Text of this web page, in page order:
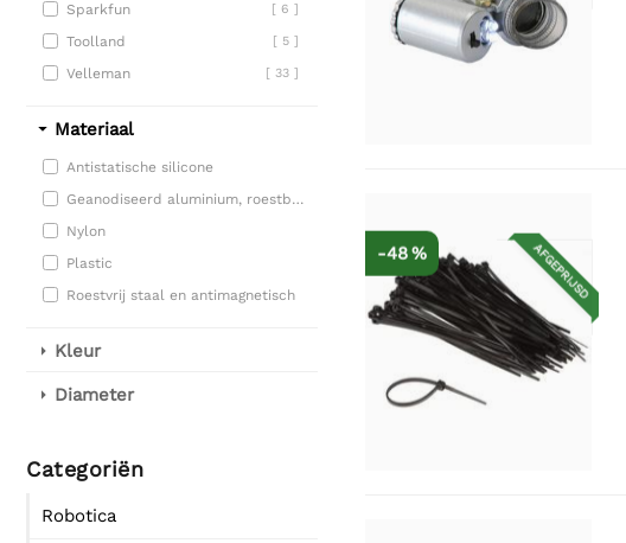
Sparkfun [ 6 ]
Toolland [ 5 ]
Velleman [ 33 ]
Materiaal
Antistatische silicone
Geanodiseerd aluminium, roestbestendig
Nylon
Plastic
Roestvrij staal en antimagnetisch
Kleur
Diameter
Categoriën
Robotica
AFGEPRIJSD
-48 %